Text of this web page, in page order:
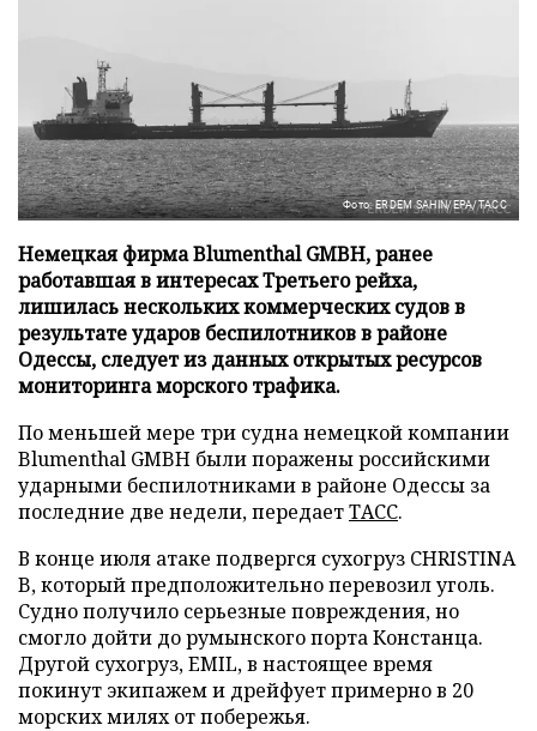
Фото: ERDEM SAHIN/EPA/ТАСС
Немецкая фирма Blumenthal GMBH, ранее
работавшая в интересах Третьего рейха,
лишилась нескольких коммерческих судов в
результате ударов беспилотников в районе
Одессы, следует из данных открытых ресурсов
мониторинга морского трафика.
По меньшей мере три судна немецкой компании
Blumenthal GMBH были поражены российскими
ударными беспилотниками в районе Одессы за
последние две недели, передаетТАСС.
В конце июля атаке подвергся сухогруз CHRISTINA
B, который предположительно перевозил уголь.
Судно получило серьезные повреждения, но
смогло дойти до румынского порта Констанца.
Другой сухогруз, EMIL, в настоящее время
покинут экипажем и дрейфует примерно в 20
морских милях от побережья.